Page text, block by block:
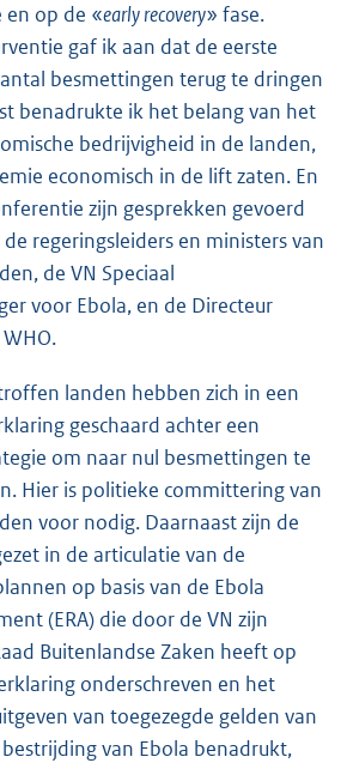
en op de «early recovery» fase.
gaf ik aan dat de eerste
besmettingen terug te dringen
benadrukte ik het belang van het
bedrijvigheid in de landen,
economisch in de lift zaten. En
zijn gesprekken gevoerd
regeringsleiders en ministers van
de VN Speciaal
voor Ebola, en de Directeur
landen hebben zich in een
geschaard achter een
om naar nul besmettingen te
Hier is politieke committering van
voor nodig. Daarnaast zijn de
in de articulatie van de
op basis van de Ebola
(ERA) die door de VN zijn
Buitenlandse Zaken heeft op
onderschreven en het
van toegezegde gelden van
van Ebola benadrukt,